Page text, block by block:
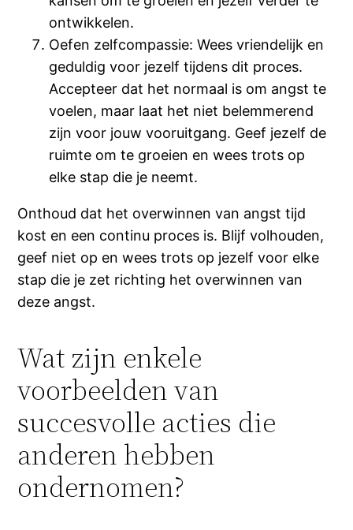
ontwikkelen.
Oefen zelfcompassie: Wees vriendelijk en
geduldig voor jezelf tijdens dit proces.
Accepteer dat het normaal is om angst te
voelen, maar laat het niet belemmerend
zijn voor jouw vooruitgang. Geef jezelf de
ruimte om te groeien en wees trots op
elke stap die je neemt.
Onthoud dat het overwinnen van angst tijd
kost en een continu proces is. Blijf volhouden,
geef niet op en wees trots op jezelf voor elke
stap die je zet richting het overwinnen van
deze angst.
Wat zijn enkele
voorbeelden van
succesvolle acties die
anderen hebben
ondernomen?